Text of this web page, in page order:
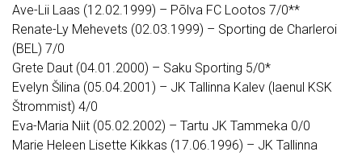
Ave-Lii Laas (12.02.1999) – Põlva FC Lootos 7/0**
Renate-Ly Mehevets (02.03.1999) – Sporting de Charleroi
(BEL) 7/0
Grete Daut (04.01.2000) – Saku Sporting 5/0*
Evelyn Šilina (05.04.2001) – JK Tallinna Kalev (laenul KSK
Štrommist) 4/0
Eva-Maria Niit (05.02.2002) – Tartu JK Tammeka 0/0
Marie Heleen Lisette Kikkas (17.06.1996) – JK Tallinna